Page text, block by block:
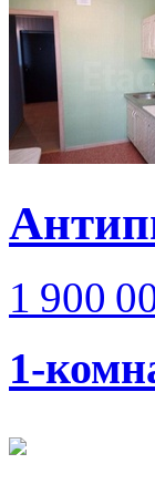
1 900
1-